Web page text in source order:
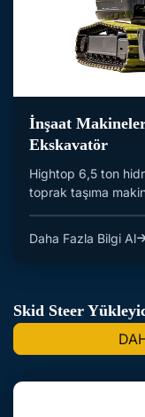
İnşaat
Ekskavatör
Hightop 6,5 ton
toprak taşıma
Daha Fazla Bilgi Al
Skid Steer